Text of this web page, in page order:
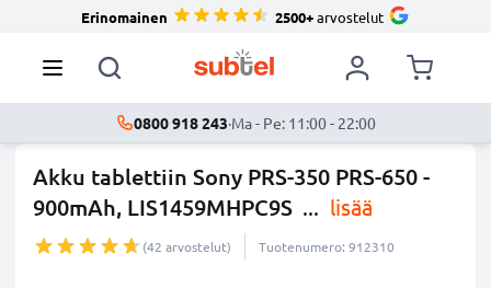
Erinomainen 2500+arvostelut
0800 918 243·Ma - Pe: 11:00 - 22:00
Akku tablettiin Sony PRS-350 PRS-650 -
900mAh, LIS1459MHPC9S ... lisää
(42 arvostelut) Tuotenumero: 912310